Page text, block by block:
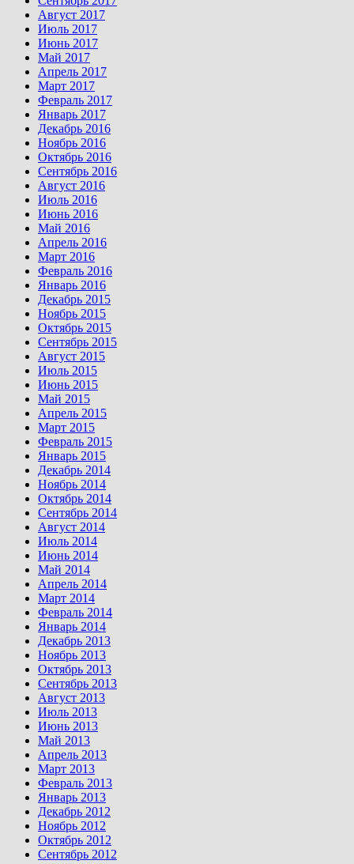
Август 2017
Июль 2017
Июнь 2017
Май 2017
Апрель 2017
Март 2017
Февраль 2017
Январь 2017
Декабрь 2016
Ноябрь 2016
Октябрь 2016
Сентябрь 2016
Август 2016
Июль 2016
Июнь 2016
Май 2016
Апрель 2016
Март 2016
Февраль 2016
Январь 2016
Декабрь 2015
Ноябрь 2015
Октябрь 2015
Сентябрь 2015
Август 2015
Июль 2015
Июнь 2015
Май 2015
Апрель 2015
Март 2015
Февраль 2015
Январь 2015
Декабрь 2014
Ноябрь 2014
Октябрь 2014
Сентябрь 2014
Август 2014
Июль 2014
Июнь 2014
Май 2014
Апрель 2014
Март 2014
Февраль 2014
Январь 2014
Декабрь 2013
Ноябрь 2013
Октябрь 2013
Сентябрь 2013
Август 2013
Июль 2013
Июнь 2013
Май 2013
Апрель 2013
Март 2013
Февраль 2013
Январь 2013
Декабрь 2012
Ноябрь 2012
Октябрь 2012
Сентябрь 2012